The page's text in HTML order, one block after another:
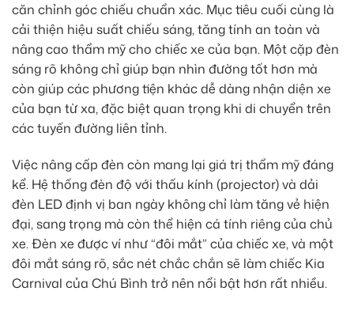
căn chỉnh góc chiếu chuẩn xác. Mục tiêu cuối cùng là
cải thiện hiệu suất chiếu sáng, tăng tính an toàn và
nâng cao thẩm mỹ cho chiếc xe của bạn. Một cặp đèn
sáng rõ không chỉ giúp bạn nhìn đường tốt hơn mà
còn giúp các phương tiện khác dễ dàng nhận diện xe
của bạn từ xa, đặc biệt quan trọng khi di chuyển trên
các tuyến đường liên tỉnh.
Việc nâng cấp đèn còn mang lại giá trị thẩm mỹ đáng
kể. Hệ thống đèn độ với thấu kính (projector) và dải
đèn LED định vị ban ngày không chỉ làm tăng vẻ hiện
đại, sang trọng mà còn thể hiện cá tính riêng của chủ
xe. Đèn xe được ví như “đôi mắt” của chiếc xe, và một
đôi mắt sáng rõ, sắc nét chắc chắn sẽ làm chiếc Kia
Carnival của Chú Bình trở nên nổi bật hơn rất nhiều.